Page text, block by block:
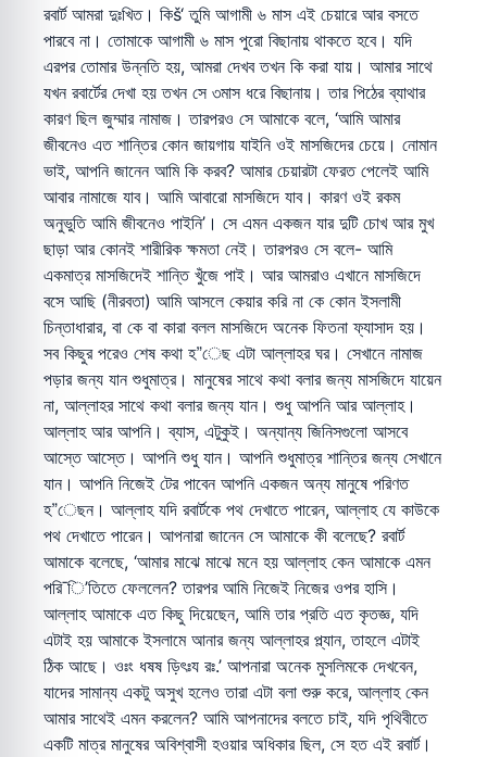
রবার্ট আমরা দুঃখিত। কিš‘ তুমি আগামী ৬ মাস এই চেয়ারে আর বসতে
পারবে না। তোমাকে আগামী ৬ মাস পুরো বিছানায় থাকতে হবে। যদি
এরপর তোমার উন্নতি হয়, আমরা দেখব তখন কি করা যায়। আমার সাথে
যখন রবার্টের দেখা হয় তখন সে ৩মাস ধরে বিছানায়। তার পিঠের ব্যাথার
কারণ ছিল জুম্মার নামাজ। তারপরও সে আমাকে বলে, ‘আমি আমার
জীবনেও এত শান্তির কোন জায়গায় যাইনি ওই মাসজিদের চেয়ে। নোমান
ভাই, আপনি জানেন আমি কি করব? আমার চেয়ারটা ফেরত পেলেই আমি
আবার নামাজে যাব। আমি আবারো মাসজিদে যাব। কারণ ওই রকম
অনুভুতি আমি জীবনেও পাইনি’। সে এমন একজন যার দুটি চোখ আর মুখ
ছাড়া আর কোনই শারীরিক ক্ষমতা নেই। তারপরও সে বলে- আমি
একমাত্র মাসজিদেই শান্তি খুঁজে পাই। আর আমরাও এখানে মাসজিদে
বসে আছি (নীরবতা) আমি আসলে কেয়ার করি না কে কোন ইসলামী
চিন্তাধারার, বা কে বা কারা বলল মাসজিদে অনেক ফিতনা ফ্যাসাদ হয়।
সব কিছুর পরেও শেষ কথা হ”েছ এটা আল্লাহর ঘর। সেখানে নামাজ
পড়ার জন্য যান শুধুমাত্র। মানুষের সাথে কথা বলার জন্য মাসজিদে যায়েন
না, আল্লাহর সাথে কথা বলার জন্য যান। শুধু আপনি আর আল্লাহ।
আল্লাহ আর আপনি। ব্যাস, এটুকুই। অন্যান্য জিনিসগুলো আসবে
আস্তে আস্তে। আপনি শুধু যান। আপনি শুধুমাত্র শান্তির জন্য সেখানে
যান। আপনি নিজেই টের পাবেন আপনি একজন অন্য মানুষে পরিণত
হ”েছন। আল্লাহ যদি রবার্টকে পথ দেখাতে পারেন, আল্লাহ যে কাউকে
পথ দেখাতে পারেন। আপনারা জানেন সে আমাকে কী বলেছে? রবার্ট
আমাকে বলেছে, ‘আমার মাঝে মাঝে মনে হয় আল্লাহ কেন আমাকে এমন
পরি¯ি’তিতে ফেললেন? তারপর আমি নিজেই নিজের ওপর হাসি।
আল্লাহ আমাকে এত কিছু দিয়েছেন, আমি তার প্রতি এত কৃতজ্ঞ, যদি
এটাই হয় আমাকে ইসলামে আনার জন্য আল্লাহর প্ল্যান, তাহলে এটাই
ঠিক আছে। ওঃং ধষষ ড়িৎঃয রঃ.’ আপনারা অনেক মুসলিমকে দেখবেন,
যাদের সামান্য একটু অসুখ হলেও তারা এটা বলা শুরু করে, আল্লাহ কেন
আমার সাথেই এমন করলেন? আমি আপনাদের বলতে চাই, যদি পৃথিবীতে
একটি মাত্র মানুষের অবিশ্বাসী হওয়ার অধিকার ছিল, সে হত এই রবার্ট।